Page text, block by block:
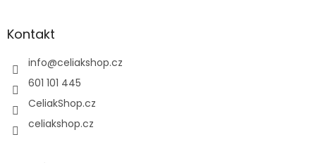
Kontakt
info@celiakshop.cz
601 101 445
CeliakShop.cz
celiakshop.cz